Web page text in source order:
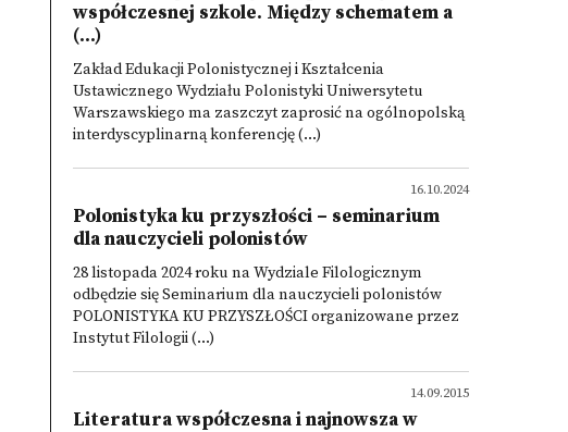
współczesnej szkole. Między schematem a
(...)
Zakład Edukacji Polonistycznej i Kształcenia
Ustawicznego Wydziału Polonistyki Uniwersytetu
Warszawskiego ma zaszczyt zaprosić na ogólnopolską
interdyscyplinarną konferencję (...)
16.10.2024
Polonistyka ku przyszłości – seminarium
dla nauczycieli polonistów
28 listopada 2024 roku na Wydziale Filologicznym
odbędzie się Seminarium dla nauczycieli polonistów
POLONISTYKA KU PRZYSZŁOŚCI organizowane przez
Instytut Filologii (...)
14.09.2015
Literatura współczesna i najnowsza w